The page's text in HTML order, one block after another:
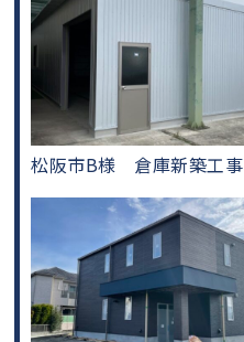
松阪市B様 倉庫新築工事